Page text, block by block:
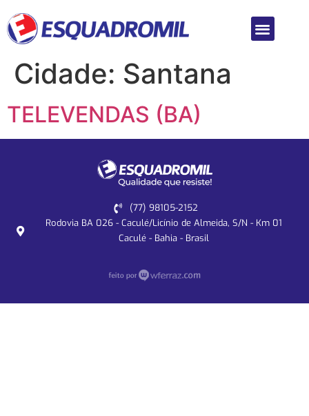
Cidade: Santana
TELEVENDAS (BA)
(77) 98105-2152
Rodovia BA 026 - Caculé/Licínio de Almeida, S/N - Km 01
Caculé - Bahia - Brasil